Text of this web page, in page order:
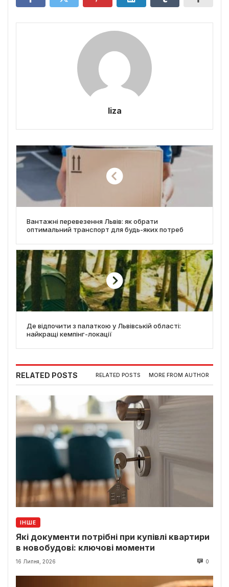
liza
Вантажні перевезення Львів: як обрати
оптимальний транспорт для будь-яких потреб
Де відпочити з палаткою у Львівській області:
найкращі кемпінг-локації
RELATED POSTS RELATED POSTS MORE FROM AUTHOR
ІНШЕ
Які документи потрібні при купівлі квартири
в новобудові: ключові моменти
16 Липня, 2026 0